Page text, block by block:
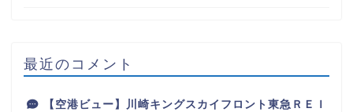
最近のコメント
【空港ビュー】川崎キングスカイフロント東急ＲＥＩ